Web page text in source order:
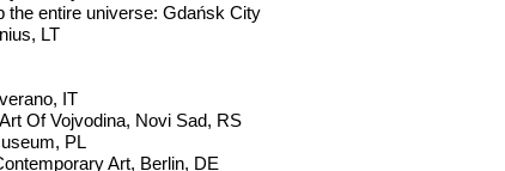
the entire universe: Gdańsk City
LT
IT
Of Vojvodina, Novi Sad, RS
PL
Art, Berlin, DE